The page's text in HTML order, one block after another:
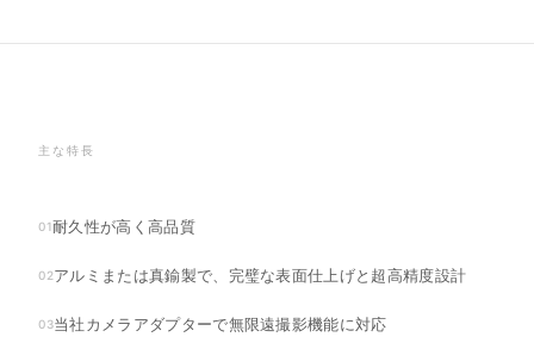
主な特長
01耐久性が高く高品質
02アルミまたは真鍮製で、完璧な表面仕上げと超高精度設計
03当社カメラアダプターで無限遠撮影機能に対応